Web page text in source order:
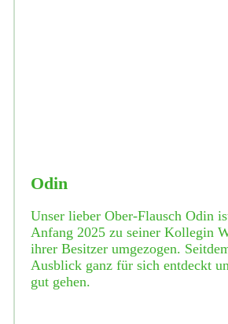
Odin
Unser lieber Ober-Flausch Odin
Anfang 2025 zu seiner Kollegin
ihrer Besitzer umgezogen.
Ausblick ganz für sich entdeckt
gut gehen.